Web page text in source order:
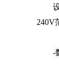
设
240V
-数